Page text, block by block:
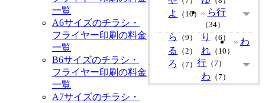
よ （10） ら行
（34）
ら （9） り （6）
る （2） れ（10）
ろ （7）
わ
行 （7）
わ （7）
一覧
A6サイズのチラシ・
フライヤー印刷の料金
一覧
B6サイズのチラシ・
フライヤー印刷の料金
一覧
A7サイズのチラシ・